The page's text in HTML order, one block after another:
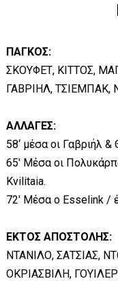
ΠΑΓΚΟΣ:
ΣΚΟΥΦΕΤ, ΚΙΤΤΟΣ,
ΓΑΒΡΙΗΛ,
ΑΛΛΑΓΕΣ:
58‘ μέσα οι Γαβριήλ
65' Μέσα οι
Kvilitaia.
72' Μέσα ο Esselink /
ΕΚΤΟΣ ΑΠΟΣΤΟΛΗΣ:
ΝΤΑΝΙΛΟ, ΣΑΤΣΙΑΣ,
ΟΚΡΙΑΣΒΙΛΗ,